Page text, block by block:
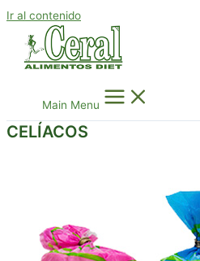
Ir al contenido
Main Menu
CELÍACOS